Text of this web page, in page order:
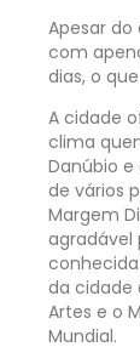
Apesar
com
dias, o
A cidade
clima
Danúbio
de vários
Margem
agradável
da cidade
Artes e o
Mundial.